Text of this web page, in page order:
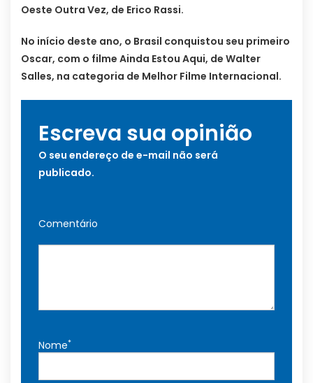
Oeste Outra Vez, de Erico Rassi.
No início deste ano, o Brasil conquistou seu primeiro
Oscar, com o filme Ainda Estou Aqui, de Walter
Salles, na categoria de Melhor Filme Internacional.
Escreva sua opinião
O seu endereço de e-mail não será
publicado.
Comentário
Nome*